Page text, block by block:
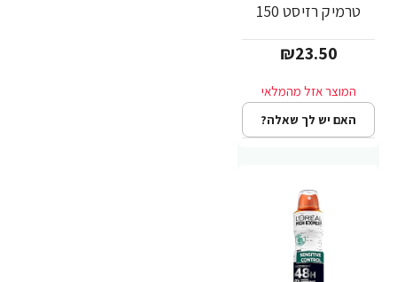
טרמיק רזיסט 150
₪23.50
האם יש לך שאלה?